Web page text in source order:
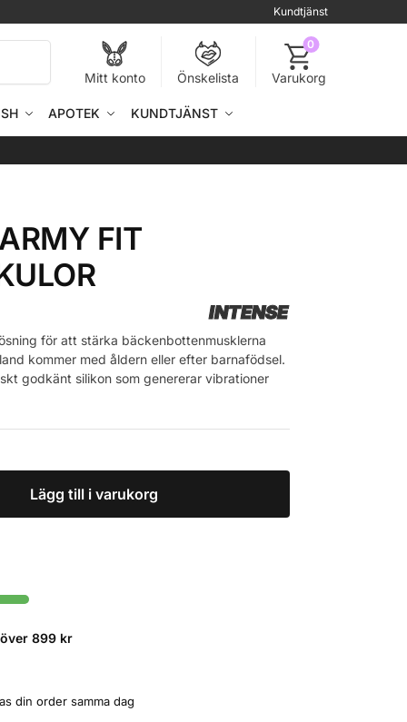
Kundtjänst
Mitt konto Önskelista
0
Varukorg
APOTEK KUNDTJÄNST
FIT
INTENSE
för att stärka bäckenbottenmusklerna
kommer med åldern eller efter barnafödsel.
godkänt silikon som genererar vibrationer
Lägg till i varukorg
899 kr
din order samma dag